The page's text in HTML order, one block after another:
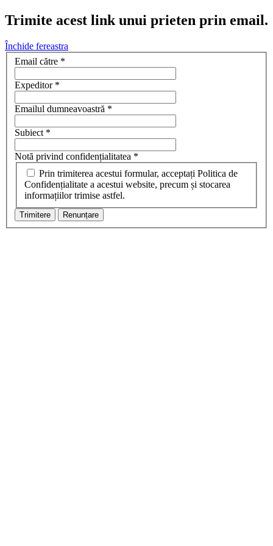
Trimite acest link unui prieten prin email.
Închide fereastra
Email către *
Expeditor*
Emailul dumneavoastră *
Subiect*
Notă privind confidențialitatea *
Confidențialitate a acestui website, precum și stocarea
informațiilor trimise astfel.
Trimitere Renunțare